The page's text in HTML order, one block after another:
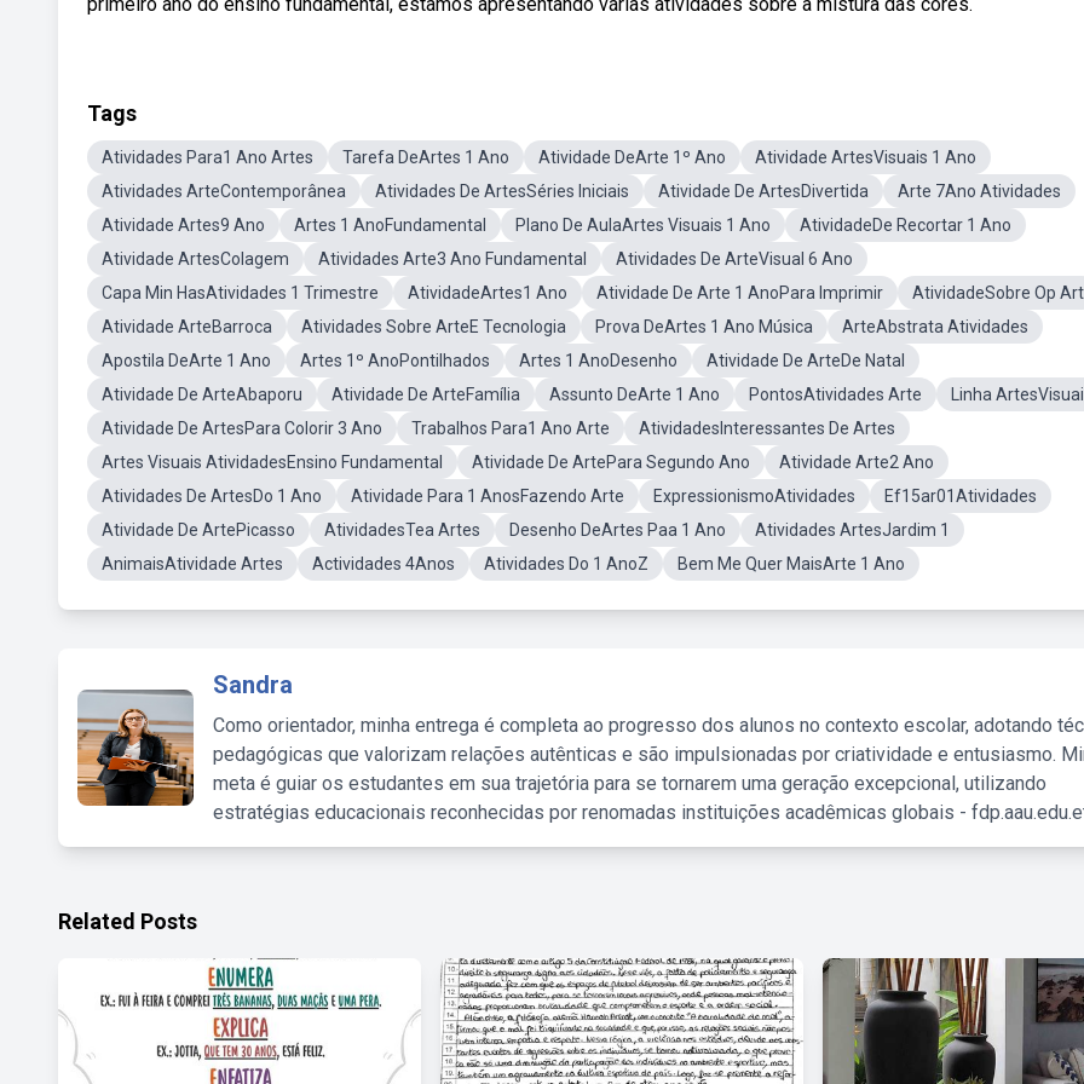
Tags
Atividades Para1 Ano Artes Tarefa DeArtes 1 Ano Atividade DeArte 1º Ano
Atividade ArtesVisuais 1 Ano
Atividades ArteContemporânea
Atividades De ArtesSéries Iniciais Atividade De ArtesDivertida
Arte 7Ano Atividades
Atividade Artes9 Ano
Artes 1 AnoFundamental Plano De AulaArtes Visuais 1 Ano
AtividadeDe Recortar 1 Ano
Atividade ArtesColagem
Atividades Arte3 Ano Fundamental
Atividades De ArteVisual 6 Ano
Capa Min HasAtividades 1 Trimestre
AtividadeArtes1 Ano Atividade De Arte 1 AnoPara Imprimir
AtividadeSobre Op Art
Atividade ArteBarroca
Atividades Sobre ArteE Tecnologia Prova DeArtes 1 Ano Música
ArteAbstrata Atividades
Apostila DeArte 1 Ano
Artes 1º AnoPontilhados Artes 1 AnoDesenho
Atividade De ArteDe Natal
Atividade De ArteAbaporu
Atividade De ArteFamília Assunto DeArte 1 Ano PontosAtividades Arte
Linha
Atividade De ArtesPara Colorir 3 Ano
Trabalhos Para1 Ano Arte
AtividadesInteressantes De Artes
Artes Visuais AtividadesEnsino Fundamental
Atividade De ArtePara Segundo Ano
Atividade Arte2 Ano
Atividades De ArtesDo 1 Ano
Atividade Para 1 AnosFazendo Arte ExpressionismoAtividades
Ef15ar01Atividades
Atividade De ArtePicasso
AtividadesTea Artes Desenho DeArtes Paa 1 Ano
Atividades ArtesJardim 1
AnimaisAtividade Artes
Actividades 4Anos Atividades Do 1 AnoZ Bem Me Quer MaisArte 1 Ano
Sandra
Como orientador, minha entrega é completa ao progresso dos alunos no contexto escolar, adotando
pedagógicas que valorizam relações autênticas e são impulsionadas por criatividade e entusiasmo.
meta é guiar os estudantes em sua trajetória para se tornarem uma geração excepcional, utilizando
estratégias educacionais reconhecidas por renomadas instituições acadêmicas globais -
Related Posts